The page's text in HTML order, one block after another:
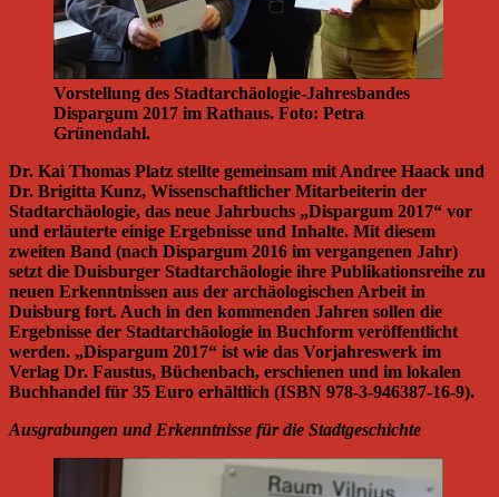
Vorstellung des Stadtarchäologie-Jahresbandes
Dispargum 2017 im Rathaus. Foto: Petra
Grünendahl.
Dr. Kai Thomas Platz stellte gemeinsam mit Andree Haack und
Dr. Brigitta Kunz, Wissenschaftlicher Mitarbeiterin der
Stadtarchäologie, das neue Jahrbuchs „Dispargum 2017“ vor
und erläuterte einige Ergebnisse und Inhalte. Mit diesem
zweiten Band (nach Dispargum 2016 im vergangenen Jahr)
setzt die Duisburger Stadtarchäologie ihre Publikationsreihe zu
neuen Erkenntnissen aus der archäologischen Arbeit in
Duisburg fort. Auch in den kommenden Jahren sollen die
Ergebnisse der Stadtarchäologie in Buchform veröffentlicht
werden. „Dispargum 2017“ ist wie das Vorjahreswerk im
Verlag Dr. Faustus, Büchenbach, erschienen und im lokalen
Buchhandel für 35 Euro erhältlich (ISBN 978-3-946387-16-9).
Ausgrabungen und Erkenntnisse für die Stadtgeschichte